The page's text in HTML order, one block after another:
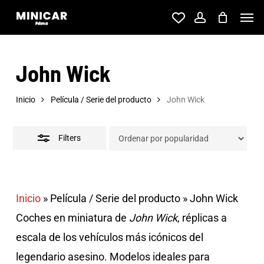
Skip
content
account
John Wick
Inicio Película / Serie del producto John Wick
Filters
Inicio» Película / Serie del producto»John Wick
Coches en miniatura de John Wick, réplicas a
escala de los vehículos más icónicos del
legendario asesino. Modelos ideales para